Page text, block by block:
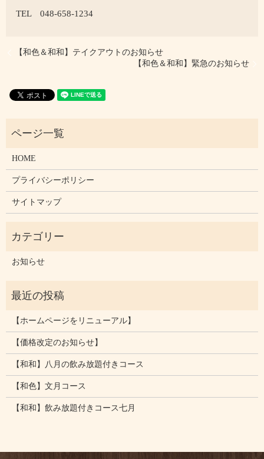
TEL 048-658-1234
【和色＆和和】テイクアウトのお知らせ
【和色＆和和】緊急のお知らせ
HOME
プライバシーポリシー
サイトマップ
お知らせ
【ホームページをリニューアル】
【価格改定のお知らせ】
【和和】八月の飲み放題付きコース
【和色】文月コース
【和和】飲み放題付きコース七月